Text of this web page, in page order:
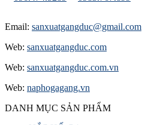
Email: sanxuatgangduc@gmail.com
Web: sanxuatgangduc.com
Web: sanxuatgangduc.com.vn
Web: naphogagang.vn
DANH MỤC SẢN PHẨM